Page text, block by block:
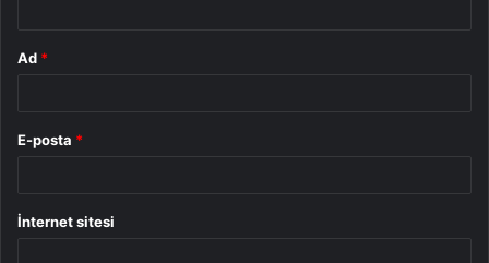
Ad *
E-posta *
İnternet sitesi